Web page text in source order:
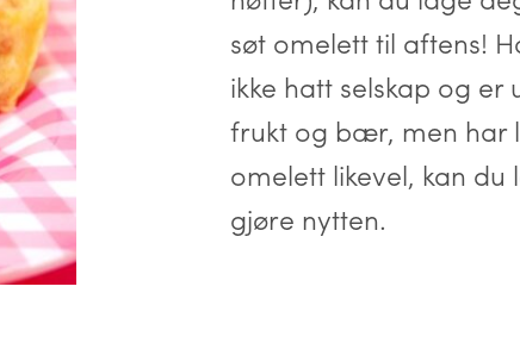
søt omelett til aftens!
ikke hatt selskap og er
frukt og bær, men har
omelett likevel, kan du
gjøre nytten.